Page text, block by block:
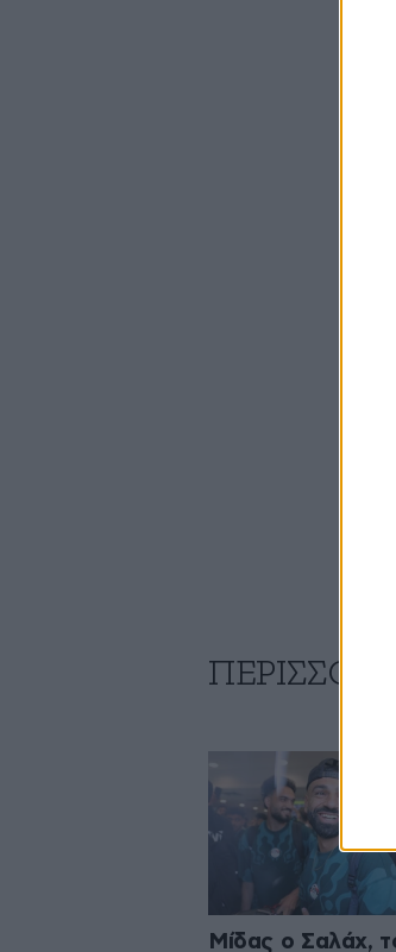
Μίδας ο Σαλάχ,